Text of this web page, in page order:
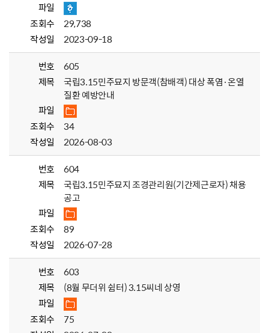
파일
조회수
29,738
작성일
2023-09-18
번호
605
제목
국립3.15민주묘지 방문객(참배객) 대상 폭염·온열
질환 예방안내
파일
조회수
34
작성일
2026-08-03
번호
604
제목
국립3.15민주묘지 조경관리원(기간제근로자) 채용
공고
파일
조회수
89
작성일
2026-07-28
번호
603
제목
(8월 무더위 쉼터) 3.15씨네 상영
파일
조회수
75